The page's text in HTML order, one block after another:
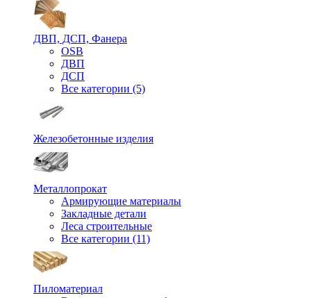
ДВП, ДСП, Фанера
OSB
ДВП
ДСП
Все категории (5)
Железобетонные изделия
Металлопрокат
Армирующие материалы
Закладные детали
Леса строительные
Все категории (11)
Пиломатериал